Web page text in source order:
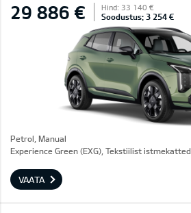
29 886 € Hind: 33 140 €
Soodustus: 3 254 €
Petrol, Manual
Experience Green (EXG), Tekstiilist istmekatted
VAATA